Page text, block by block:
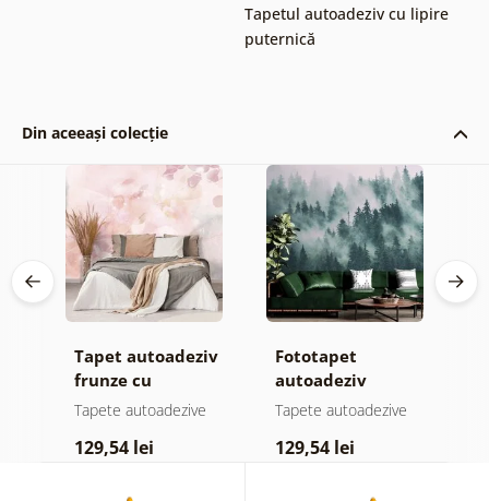
Tapetul autoadeziv cu lipire
puternică
Din aceeași colecție
Tapet autoadeziv
frunze cu
atingere
Tapete autoadezive
129,54 lei
Fototapet
autoadeziv
pădure în ceață
Tapete autoadezive
129,54 lei